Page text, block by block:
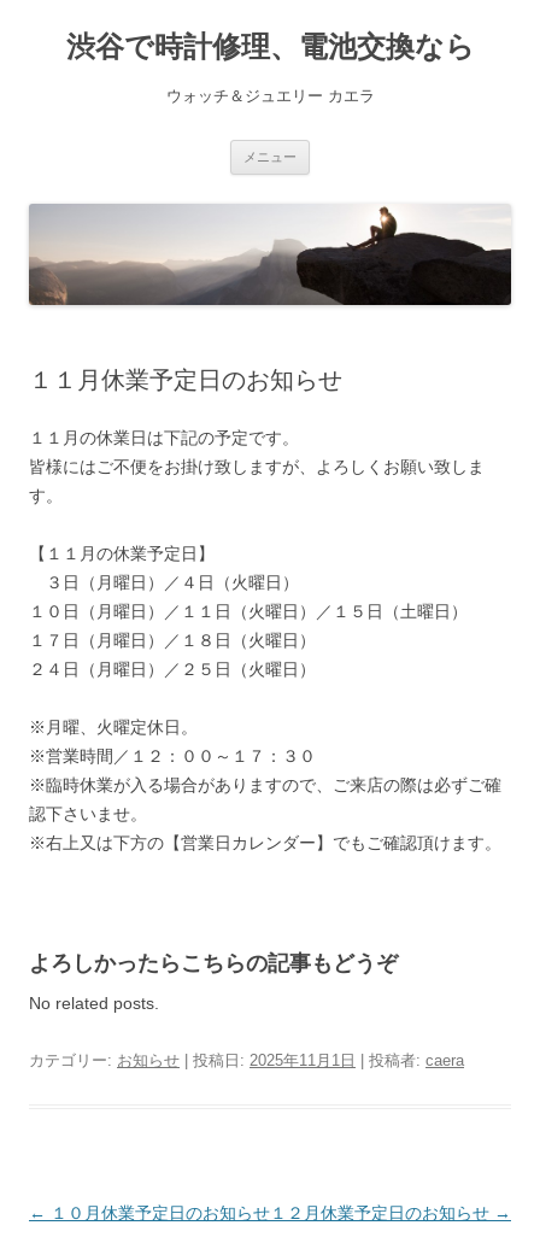
渋谷で時計修理、電池交換なら
ウォッチ＆ジュエリー カエラ
メニュー
ス
キ
プ
１１月休業予定日のお知らせ
１１月の休業日は下記の予定です。
皆様にはご不便をお掛け致しますが、よろしくお願い致しま
す。
【１１月の休業予定日】
３日（月曜日）／４日（火曜日）
１０日（月曜日）／１１日（火曜日）／１５日（土曜日）
１７日（月曜日）／１８日（火曜日）
２４日（月曜日）／２５日（火曜日）
※月曜、火曜定休日。
※営業時間／１２：００～１７：３０
※臨時休業が入る場合がありますので、ご来店の際は必ずご確
認下さいませ。
※右上又は下方の【営業日カレンダー】でもご確認頂けます。
よろしかったらこちらの記事もどうぞ
No related posts.
カテゴリー: お知らせ | 投稿日: 2025年11月1日 投稿者: caera
投
← １０月休業予定日のお知らせ１２月休業予定日のお知らせ →